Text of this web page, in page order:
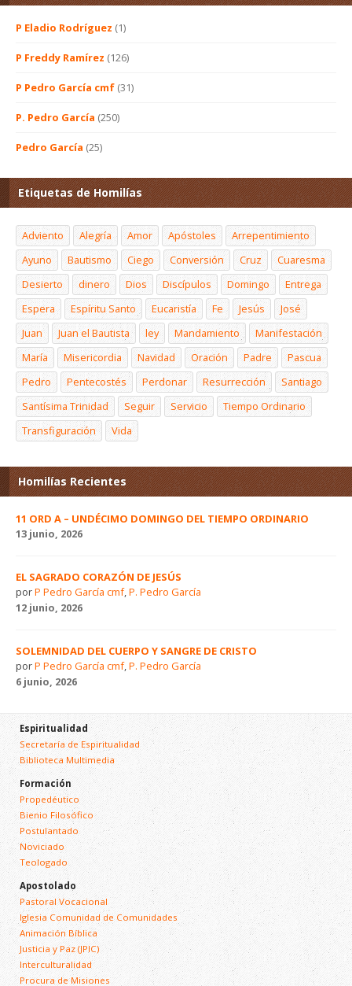
P Eladio Rodríguez (1)
P Freddy Ramírez (126)
P Pedro García cmf (31)
P. Pedro García (250)
Pedro García (25)
Etiquetas de Homilías
Adviento Alegría Amor Apóstoles
Arrepentimiento
Ayuno
Bautismo Ciego Conversión Cruz
Cuaresma
Desierto
dinero Dios Discípulos Domingo
Entrega
Espera
Espíritu Santo Eucaristía Fe Jesús
José
Juan
Juan el Bautista ley Mandamiento
Manifestación
María
Misericordia Navidad Oración Padre
Pascua
Pedro
Pentecostés Perdonar Resurrección
Santiago
Santísima Trinidad
Seguir Servicio
Tiempo Ordinario
Transfiguración
Vida
Homilías Recientes
11 ORD A – UNDÉCIMO DOMINGO DEL TIEMPO ORDINARIO
13 junio, 2026
EL SAGRADO CORAZÓN DE JESÚS
porP Pedro García cmf,P. Pedro García
12 junio, 2026
SOLEMNIDAD DEL CUERPO Y SANGRE DE CRISTO
porP Pedro García cmf,P. Pedro García
6 junio, 2026
Espiritualidad
Secretaría de Espiritualidad
Biblioteca Multimedia
Formación
Propedéutico
Bienio Filosófico
Postulantado
Noviciado
Teologado
Apostolado
Pastoral Vocacional
Iglesia Comunidad de Comunidades
Animación Bíblica
Justicia y Paz (JPIC)
Interculturalidad
Procura de Misiones